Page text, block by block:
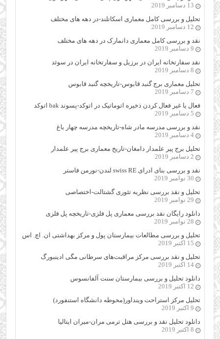
13 دسامبر 2019
تحلیل و بررسی کامل معماری اسکاتلند-در دهه های مختلف
12 دسامبر 2019
نقد و بررسی کامل معماری دانمارک در دهه های مختلف
9 دسامبر 2019
نقد سفارتخانه ایران در برزیل و سفارتخانه ایران در سوئد
8 دسامبر 2019
تحلیل معماری برج گنبد قابوس-تاریخچه گنبد قابوس
7 دسامبر 2019
فعال یا غیر فعال کردن ذخیره اتوماتیک در اتوکد-پسوند bak اتوکد
5 دسامبر 2019
نقد و بررسی مدرسه مادر شاه-تاریخچه مدرسه چهار باغ
4 دسامبر 2019
تحلیل برج پیر علمدار دامغان-تاریخ معماری برج پیر علمدار
2 دسامبر 2019
نقد و بررسی بنای ادرای swiss RE لندن-نورمن فاستر
30 نوامبر 2019
تحلیل و نقد بررسی نظریه تئوری گشتالت-اختصاصی
29 نوامبر 2019
دانلود رایگان نقد بررسی معماری پل فلزی-تاریخچه پل فلزی
28 نوامبر 2019
تحلیل و بررسی مطالعات بیمارستان پول و مرکز بهداشتی ان. اچ. اس
15 اکتبر 2019
تحلیل و نقد بررسی مرکز مراقبت‌های سرطانی مگی ادینبورگ
14 اکتبر 2019
دانلود تحلیل و بررسی بیمارستان سنت آلفانسوس
12 اکتبر 2019
تحلیل مرکز استراحت وینداور(محوطه دانشگاه استنفورد)
9 اکتبر 2019
دانلود تحلیل نقد و بررسی هتل ترمی مران-میران ایتالیا
8 اکتبر 2019